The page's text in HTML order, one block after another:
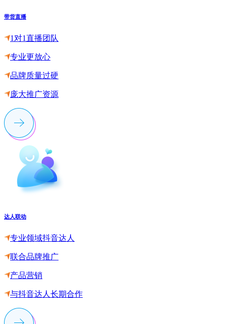
带货直播
1对1直播团队
专业更放心
品牌质量过硬
庞大推广资源
达人联动
专业领域抖音达人
联合品牌推广
产品营销
与抖音达人长期合作